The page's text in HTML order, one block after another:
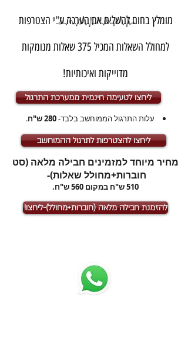
מומלץ בחום להשלים את הערכה ע"י הצטרפות
למחולל השאלות המכיל 375 שאלות מנומקות
מדוייקות ואיכותיות!
עלות התרגול הממוחשב בלבד-280 ש"ח .
מחיר מיוחד למזמינים חבילה מלאה (סט
חוברות+מחולל שאלות)-
510 ש"ח במקום 560 ש"ח.
ליחצו להצטרפות לתרגול ההמוחשב
ליחצו לטעימה חינמית ממערכת התרגול
!להזמנת חבילה מלאה (חוברות+מחולל)-ליחצו